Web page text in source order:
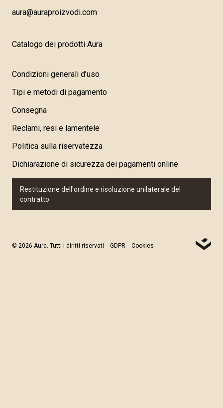
aura@auraproizvodi.com
Catalogo dei prodotti Aura
Condizioni generali d’uso
Tipi e metodi di pagamento
Consegna
Reclami, resi e lamentele
Politica sulla riservatezza
Dichiarazione di sicurezza dei pagamenti online
Restituzione dell'ordine e risoluzione unilaterale del
contratto
© 2026 Aura. Tutti i diritti riservati GDPR Cookies